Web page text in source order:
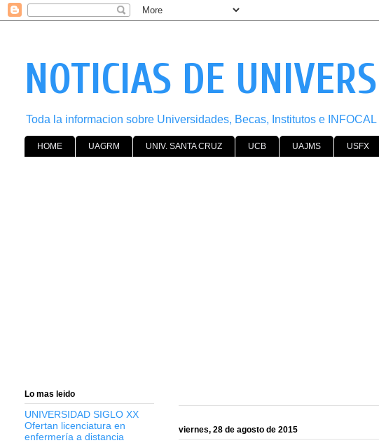
NOTICIAS DE
Toda la informacion sobre Universidades, Becas, Institutos e
HOME UAGRM UNIV. SANTA CRUZ UCB UAJMS USFX
viernes, 28 de agosto de 2015
Lo mas leido
UNIVERSIDAD SIGLO XX
Ofertan licenciatura en
enfermería a distancia